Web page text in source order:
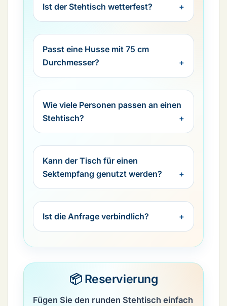
Ist der Stehtisch wetterfest?
Passt eine Husse mit 75 cm
Durchmesser?
Wie viele Personen passen an einen
Stehtisch?
Kann der Tisch für einen
Sektempfang genutzt werden?
Ist die Anfrage verbindlich?
📦 Reservierung
Fügen Sie den runden Stehtisch einfach